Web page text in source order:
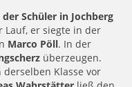
Schüler in Jochberg
Lauf, er siegte in der
Marco Pöll. In der
überzeugen.
derselben Klasse vor